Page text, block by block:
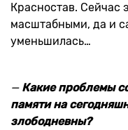
Красностав. Сейчас
масштабными, да и
уменьшилась…
—Какие проблемы
памяти на
злободневны?